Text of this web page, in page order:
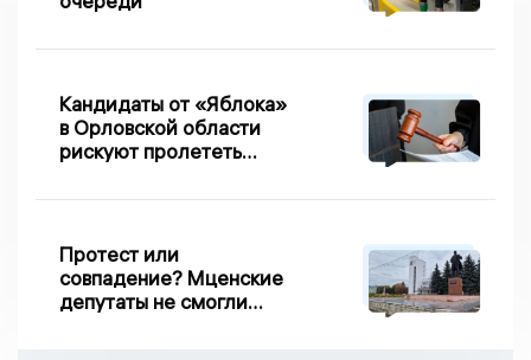
Кандидаты от «Яблока»
в Орловской области
рискуют пролететь
Протест или
совпадение? Мценские
депутаты не смогли